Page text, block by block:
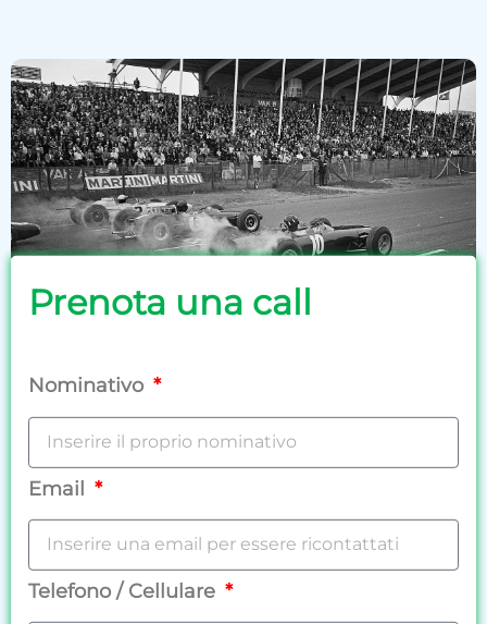
Prenota una call
Nominativo
Email
Telefono / Cellulare